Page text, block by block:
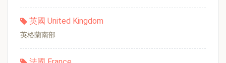
英國 United Kingdom
英格蘭南部